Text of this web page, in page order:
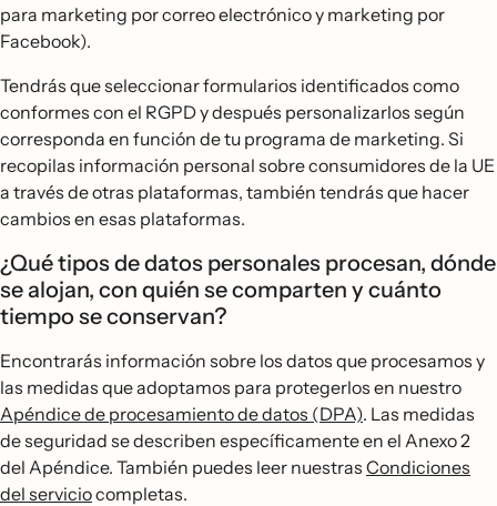
para marketing por correo electrónico y marketing por
Facebook).
Tendrás que seleccionar formularios identificados como
conformes con el RGPD y después personalizarlos según
corresponda en función de tu programa de marketing. Si
recopilas información personal sobre consumidores de la UE
a través de otras plataformas, también tendrás que hacer
cambios en esas plataformas.
¿Qué tipos de datos personales procesan, dónde
se alojan, con quién se comparten y cuánto
tiempo se conservan?
Encontrarás información sobre los datos que procesamos y
las medidas que adoptamos para protegerlos en nuestro
Apéndice de procesamiento de datos (DPA). Las medidas
de seguridad se describen específicamente en el Anexo 2
del Apéndice. También puedes leer nuestras Condiciones
del serviciocompletas.